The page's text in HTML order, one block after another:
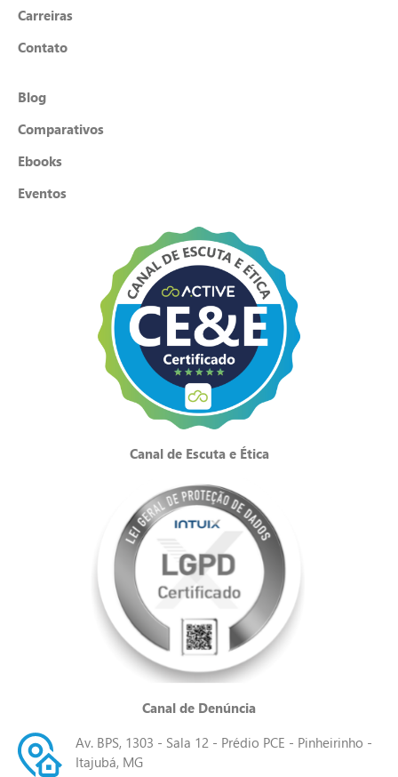
Carreiras
Contato
Blog
Comparativos
Ebooks
Eventos
Canal de Escuta e Ética
Canal de Denúncia
Av. BPS, 1303 - Sala 12 - Prédio PCE - Pinheirinho -
Itajubá, MG